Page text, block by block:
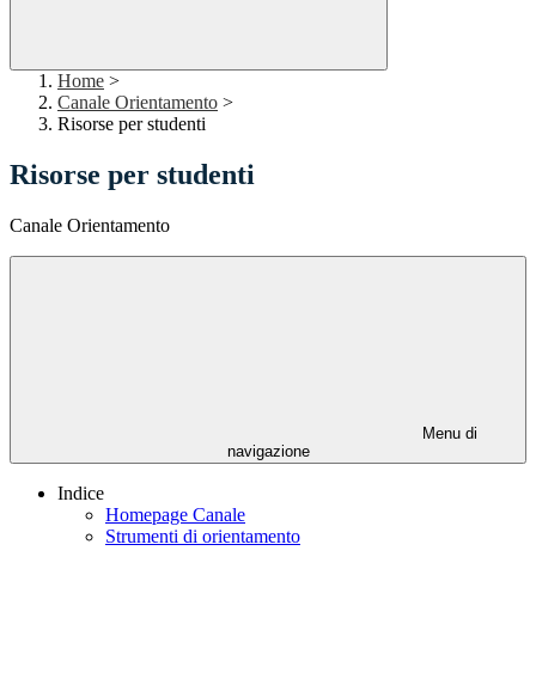
Home >
Canale Orientamento >
Risorse per studenti
Risorse per studenti
Canale Orientamento
Menu di
navigazione
Indice
Homepage Canale
Strumenti di orientamento